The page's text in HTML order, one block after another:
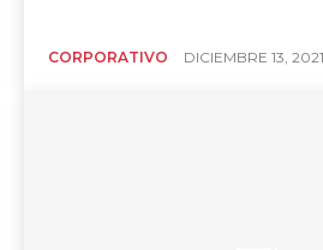
CORPORATIVO DICIEMBRE 13, 2021